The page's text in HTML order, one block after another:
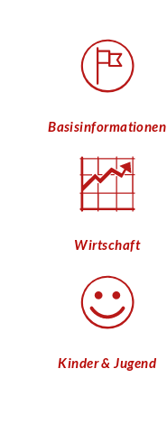
Basisinformationen
Wirtschaft
Kinder & Jugend